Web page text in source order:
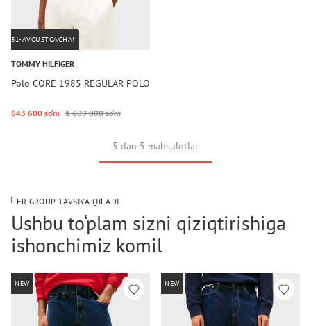
31-AVGUSTGACHA!
TOMMY HILFIGER
Polo CORE 1985 REGULAR POLO
643 600 so‘m 1 609 000 so‘m
5 dan 5 mahsulotlar
FR GROUP TAVSIYA QILADI
Ushbu to‘plam sizni qiziqtirishiga
ishonchimiz komil
NEW NEW